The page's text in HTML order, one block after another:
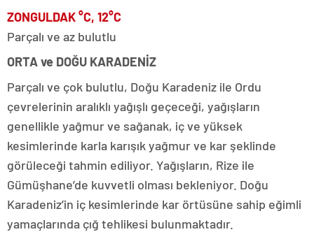
ZONGULDAK °C, 12°C
Parçalı ve az bulutlu
ORTA ve DOĞU KARADENİZ
Parçalı ve çok bulutlu, Doğu Karadeniz ile Ordu
çevrelerinin aralıklı yağışlı geçeceği, yağışların
genellikle yağmur ve sağanak, iç ve yüksek
kesimlerinde karla karışık yağmur ve kar şeklinde
görüleceği tahmin ediliyor. Yağışların, Rize ile
Gümüşhane’de kuvvetli olması bekleniyor. Doğu
Karadeniz’in iç kesimlerinde kar örtüsüne sahip eğimli
yamaçlarında çığ tehlikesi bulunmaktadır.